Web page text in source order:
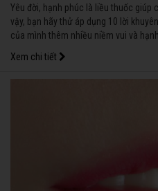
Yêu đời, hạnh phúc là liều thuốc giúp
vậy, bạn hãy thử áp dụng 10 lời
của mình thêm nhiều niềm vui và
Xem chi tiết